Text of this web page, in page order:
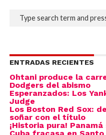
ENTRADAS RECIENTES
Ohtani produce la
Dodgers del abismo
Esperanzados: Los
Judge
Los Boston Red Sox:
soñar con el título
¡Historia pura!